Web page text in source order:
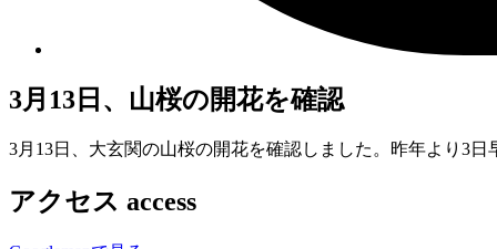
3月13日、山桜の開花を確認
3月13日、大玄関の山桜の開花を確認しました。昨年より3日
アクセス access